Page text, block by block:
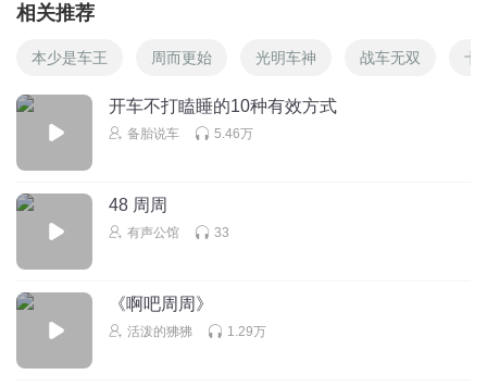
相关推荐
本少是车王 周而更始 光明车神 战车无双 卡
开车不打瞌睡的10种有效方式
备胎说车 5.46万
48 周周
有声公馆 33
《啊吧周周》
活泼的狒狒 1.29万